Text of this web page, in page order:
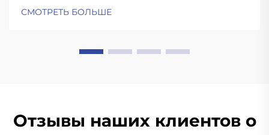
СМОТРЕТЬ БОЛЬШЕ
Отзывы наших клиентов о